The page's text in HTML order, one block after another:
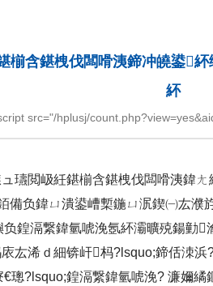
椾含鍖栧伐闆嗗洟鍗冲皢鍙
紑
src="/hplusj/
瓙閲岋紝鍖椾含鍖栧伐闆嗗洟鍏
负鍏ㄩ潰鍙嶆槧鍦ㄩ泦鍥㈠厷
鍠滆繋鍏氫唬浼氬紑灞曠殑鍚勭
厷浠ｄ細锛屽杩?lsquo;鍗佸洓
璁?lsquo;鍠滆繋鍏氫唬浼? 濂嬭